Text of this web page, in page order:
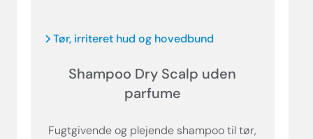
Tør, irriteret hud og hovedbund
Shampoo Dry Scalp uden
parfume
Fugtgivende og plejende shampoo til tør,